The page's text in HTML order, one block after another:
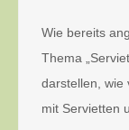
Wie bereits
Thema
darstellen, wie
mit Servietten